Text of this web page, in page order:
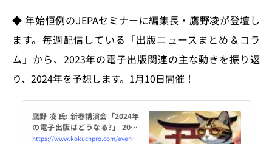
◆ 年始恒例のJEPAセミナーに編集長・鷹野凌が登壇し
ます。毎週配信している「出版ニュースまとめ＆コラ
ム」から、2023年の電子出版関連の主な動きを振り返
り、2024年を予想します。1月10日開催！
鷹野 凌 氏: 新春講演会「2024年
の電子出版はどうなる?」 2024
年1月10日（オンライン・Zoo
https://www.kokuchpro.com/event/20240110/